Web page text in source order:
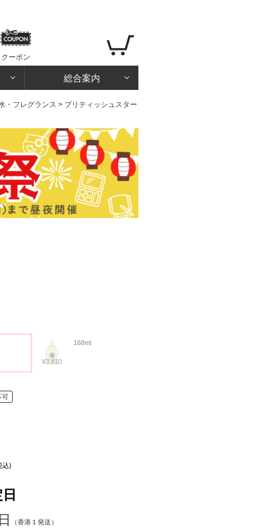
クーポン
総合案内
・フレグランス > ブリティッシュスター
¥3,810
168ml
可
込)
（香港１発送）